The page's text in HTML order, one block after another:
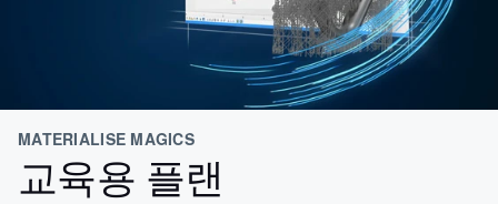
MATERIALISE MAGICS
교육용 플랜